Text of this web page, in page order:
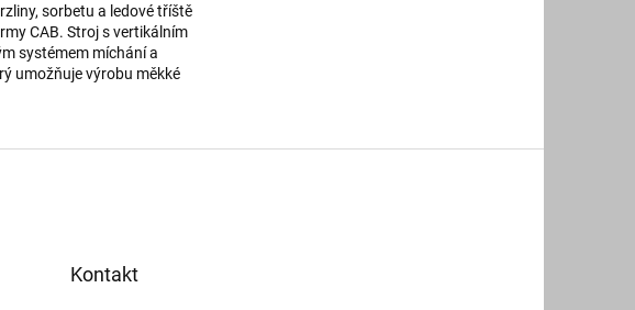
sorbetu a ledové tříště
CAB. Stroj s vertikálním
systémem míchání a
umožňuje výrobu měkké
v
Kontakt